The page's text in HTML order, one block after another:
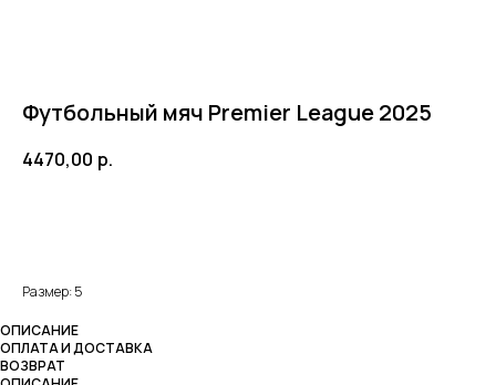
Футбольный мяч Premier League 2025
4470,00 р.
Размер: 5
ОПИСАНИЕ
ОПЛАТА И ДОСТАВКА
ВОЗВРАТ